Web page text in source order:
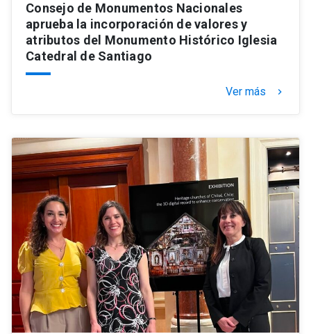
Consejo de Monumentos Nacionales
aprueba la incorporación de valores y
atributos del Monumento Histórico Iglesia
Catedral de Santiago
Ver más keyboard_arrow_right